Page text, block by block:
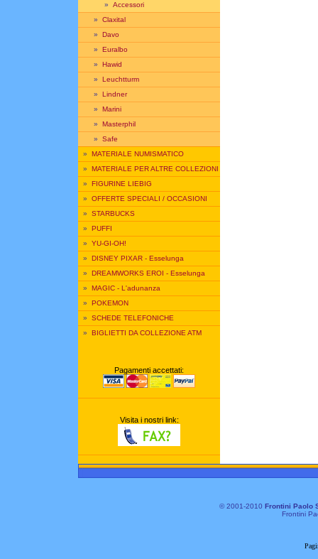
» Accessori
» Claxital
» Davo
» Euralbo
» Hawid
» Leuchtturm
» Lindner
» Marini
» Masterphil
» Safe
» MATERIALE NUMISMATICO
» MATERIALE PER ALTRE COLLEZIONI
» FIGURINE LIEBIG
» OFFERTE SPECIALI / OCCASIONI
» STARBUCKS
» PUFFI
» YU-GI-OH!
» DISNEY PIXAR - Esselunga
» DREAMWORKS EROI - Esselunga
» MAGIC - L'adunanza
» POKEMON
» SCHEDE TELEFONICHE
» BIGLIETTI DA COLLEZIONE ATM
Pagamenti accettati:
Visita i nostri link:
© 2001-2010 Frontini Paolo
Frontini